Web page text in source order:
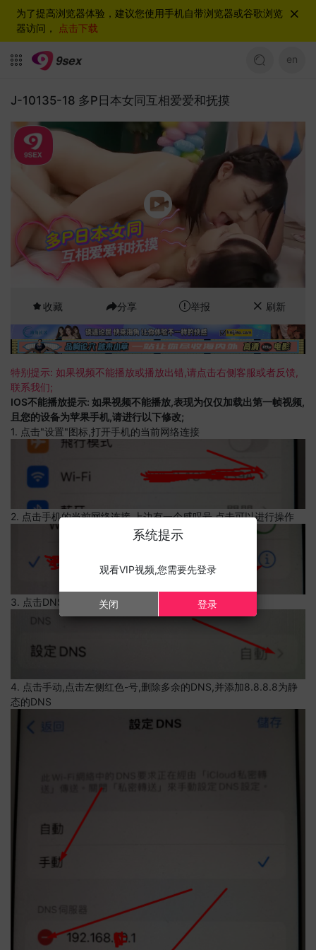
为了提高浏览器体验，建议您使用手机自带浏览器或谷歌浏览
器访问， 点击下载
en
J-10135-18 多P日本女同互相爱爱和抚摸
收藏 分享 举报 刷新
特别提示: 如果视频不能播放或播放出错,请点击右侧客服或者反馈,
联系我们;
IOS不能播放提示: 如果视频不能播放,表现为仅仅加载出第一帧视频,
且您的设备为苹果手机,请进行以下修改;
1. 点击"设置"图标,打开手机的当前网络连接
2. 点击手机的当前网络连接,上边有一个感叹号,点击可以进行操作
3. 点击DNS设置
4. 点击手动,点击左侧红色-号,删除多余的DNS,并添加8.8.8.8为静
态的DNS
系统提示
观看VIP视频,您需要先登录
关闭 登录